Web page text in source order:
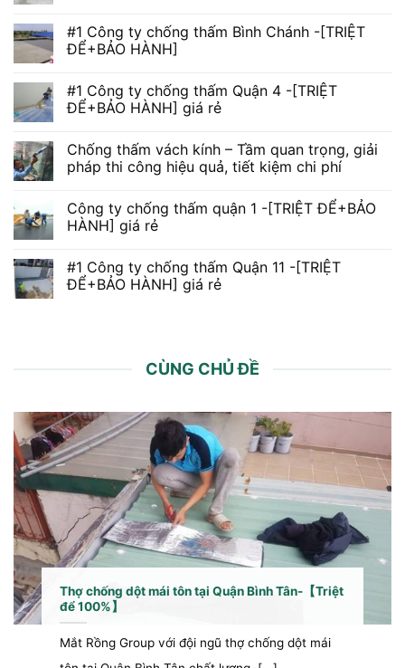
#1 Công ty chống thấm Bình Chánh -[TRIỆT
ĐỂ+BẢO HÀNH]
#1 Công ty chống thấm Quận 4 -[TRIỆT
ĐỂ+BẢO HÀNH] giá rẻ
Chống thấm vách kính – Tầm quan trọng, giải
pháp thi công hiệu quả, tiết kiệm chi phí
Công ty chống thấm quận 1 -[TRIỆT ĐỂ+BẢO
HÀNH] giá rẻ
#1 Công ty chống thấm Quận 11 -[TRIỆT
ĐỂ+BẢO HÀNH] giá rẻ
CÙNG CHỦ ĐỀ
Thợ chống dột mái tôn tại Quận Bình Tân-【Triệt
để 100%】
Mắt Rồng Group với đội ngũ thợ chống dột mái